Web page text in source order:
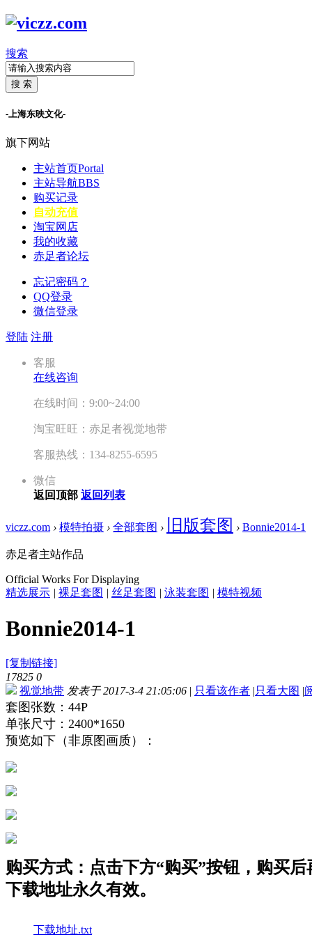
搜索
搜 索
-上海东映文化-
旗下网站
主站首页Portal
主站导航BBS
购买记录
自动充值
淘宝网店
我的收藏
赤足者论坛
忘记密码？
QQ登录
微信登录
登陆 注册
客服
在线咨询
在线时间：9:00~24:00
淘宝旺旺：赤足者视觉地带
客服热线：134-8255-6595
微信
返回顶部 返回列表
viczz.com › 模特拍摄 › 全部套图 › 旧版套图 › Bonnie2014-1
赤足者主站作品
Official Works For Displaying
精选展示 | 裸足套图 | 丝足套图 | 泳装套图 | 模特视频
Bonnie2014-1
[复制链接]
17825 0
视觉地带 发表于 2017-3-4 21:05:06 | 只看该作者 |只看大图 |
套图张数：44P
单张尺寸：2400*1650
预览如下（非原图画质）：
购买方式：点击下方“购买”按钮，购买
下载地址永久有效。
下载地址.txt